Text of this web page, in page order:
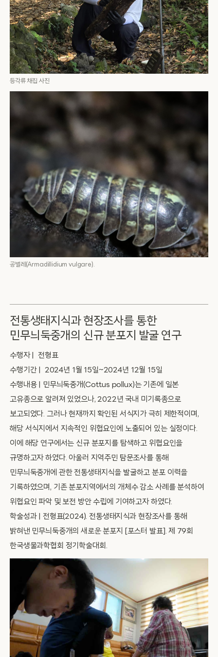
등각류 채집 사진
공벌레(Armadillidium vulgare).
전통생태지식과 현장조사를 통한
민무늬둑중개의 신규 분포지 발굴 연구
수행자 | 전형표
수행기간 | 2024년 1월 15일~2024년 12월 15일
수행내용 | 민무늬둑중개(Cottus pollux)는 기존에 일본
고유종으로 알려져 있었으나, 2022년 국내 미기록종으로
보고되었다. 그러나 현재까지 확인된 서식지가 극히 제한적이며,
해당 서식지에서 지속적인 위협요인에 노출되어 있는 실정이다.
이에 해당 연구에서는 신규 분포지를 탐색하고 위협요인을
규명하고자 하였다. 아울러 지역주민 탐문조사를 통해
민무늬둑중개에 관한 전통생태지식을 발굴하고 분포 이력을
기록하였으며, 기존 분포지역에서의 개체수 감소 사례를 분석하여
위협요인 파악 및 보전 방안 수립에 기여하고자 하였다.
학술성과 | 전형표(2024). 전통생태지식과 현장조사를 통해
밝혀낸 민무늬둑중개의 새로운 분포지 [포스터 발표]. 제 79회
한국생물과학협회 정기학술대회.